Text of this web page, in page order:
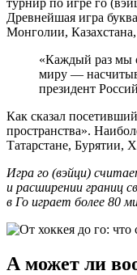
Древнейшая игра
Монголии,
«Каждый раз мы
миру —
президент
Как сказал
пространства».
Татарстане, Бурятии,
Игра го (вэйци)
и расширении границ
в Го играет более 80
А может ли